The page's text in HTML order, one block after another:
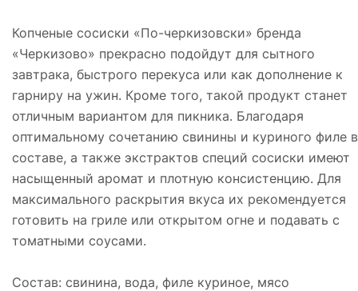
Копченые сосиски «По-черкизовски» бренда
«Черкизово» прекрасно подойдут для сытного
завтрака, быстрого перекуса или как дополнение к
гарниру на ужин. Кроме того, такой продукт станет
отличным вариантом для пикника. Благодаря
оптимальному сочетанию свинины и куриного филе в
составе, а также экстрактов специй сосиски имеют
насыщенный аромат и плотную консистенцию. Для
максимального раскрытия вкуса их рекомендуется
готовить на гриле или открытом огне и подавать с
томатными соусами.
Состав: свинина, вода, филе куриное, мясо